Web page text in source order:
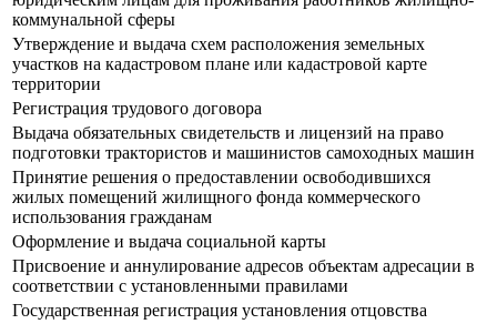
коммунальной сферы
Утверждение и выдача схем расположения земельных
участков на кадастровом плане или кадастровой карте
территории
Регистрация трудового договора
Выдача обязательных свидетельств и лицензий на право
подготовки трактористов и машинистов самоходных машин
Принятие решения о предоставлении освободившихся
жилых помещений жилищного фонда коммерческого
использования гражданам
Оформление и выдача социальной карты
Присвоение и аннулирование адресов объектам адресации в
соответствии с установленными правилами
Государственная регистрация установления отцовства